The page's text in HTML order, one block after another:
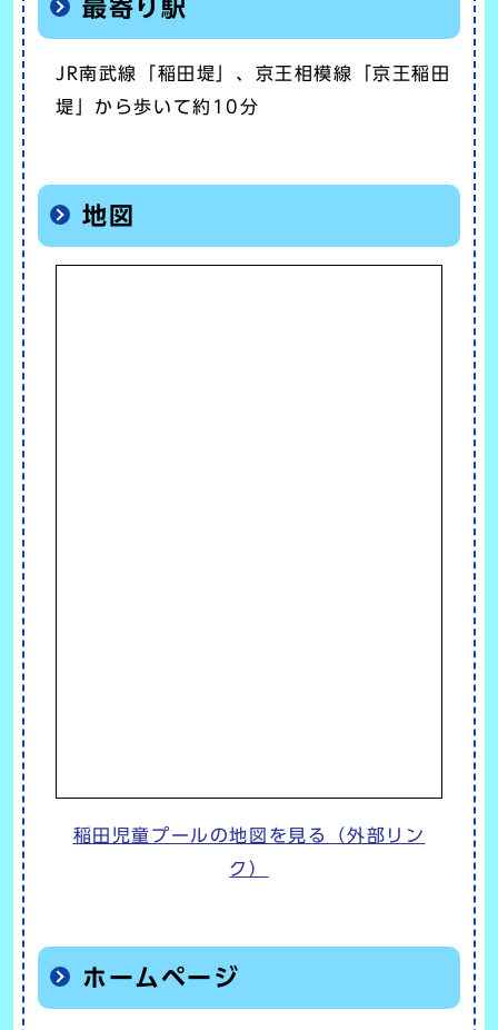
最寄り駅
JR南武線「稲田堤」、京王相模線「京王稲田
堤」から歩いて約10分
地図
稲田児童プールの地図を見る（外部リン
ク）
ホームページ